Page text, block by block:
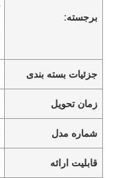
برجسته:
جزئیات بسته بندی
زمان تحویل
شماره مدل
قابلیت ارائه